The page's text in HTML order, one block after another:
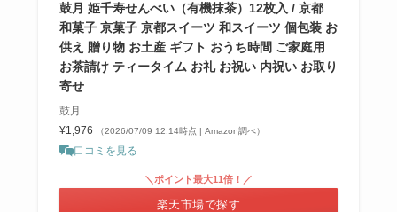
鼓月 姫千寿せんべい（有機抹茶）12枚入 / 京都
和菓子 京菓子 京都スイーツ 和スイーツ 個包装 お
供え 贈り物 お土産 ギフト おうち時間 ご家庭用
お茶請け ティータイム お礼 お祝い 内祝い お取り
寄せ
鼓月
¥1,976
（2026/07/09 12:14時点 | Amazon調べ）
口コミを見る
＼ポイント最大11倍！／
楽天市場で探す